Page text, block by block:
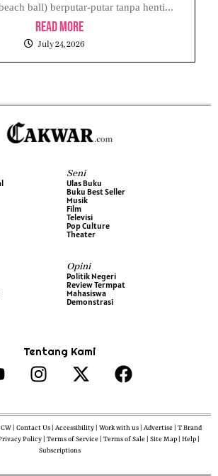
ball) berputar-putar tanpa henti...
Read More
July 24, 2026
Seni
Ulas Buku
Buku Best Seller
Musik
Film
Televisi
Pop Culture
Theater
Opini
Politik Negeri
Review Termpat
Mahasiswa
Demonstrasi
Tentang Kami
| Contact Us | Accessibility | Work with us | Advertise | T Brand
Policy | Terms of Service | Terms of Sale | Site Map | Help |
Subscriptions